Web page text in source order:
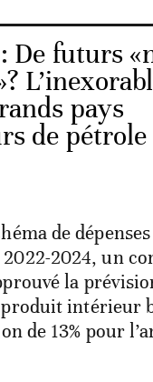
De futurs
pays
de pétrole
de
2024, un
la
intérieur
de 13% pour